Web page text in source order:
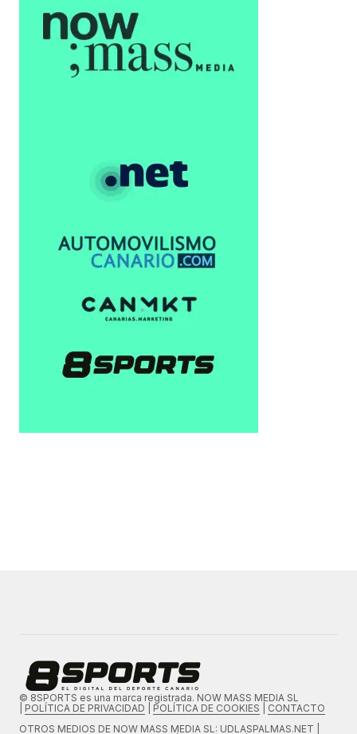
© 8SPORTS es una marca registrada. NOW MASS MEDIA SL
POLÍTICA DE PRIVACIDAD POLÍTICA DE COOKIES
CONTACTO
OTROS MEDIOS DE NOW MASS MEDIA SL: UDLASPALMAS.NET |